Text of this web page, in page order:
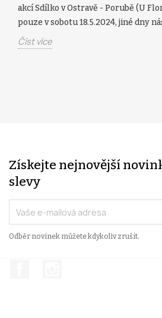
akcí Sdílko v Ostravě - Porubě (U
pouze v sobotu 18.5.2024, jiné dny
Číst více
Získejte nejnovější
slevy
Odběr novinek můžete kdykoliv zrušit.